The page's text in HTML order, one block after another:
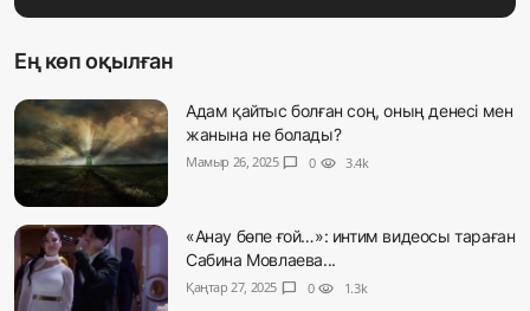
Ең көп оқылған
Адам қайтыс болған соң, оның денесі мен
жанына не болады?
Мамыр 26, 2025 chat_bubble 0 visibility 3.4k
«Анау бөпе ғой…»: интим видеосы тараған
Сабина Мовлаева...
Қаңтар 27, 2025 chat_bubble 0 visibility 1.3k